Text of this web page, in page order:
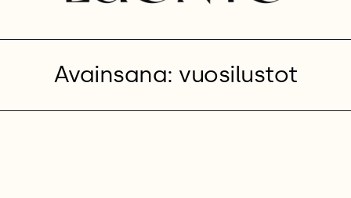
Avainsana: vuosilustot